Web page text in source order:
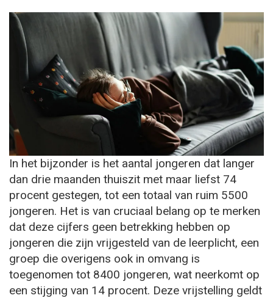
In het bijzonder is het aantal jongeren dat langer
dan drie maanden thuiszit met maar liefst 74
procent gestegen, tot een totaal van ruim 5500
jongeren. Het is van cruciaal belang op te merken
dat deze cijfers geen betrekking hebben op
jongeren die zijn vrijgesteld van de leerplicht, een
groep die overigens ook in omvang is
toegenomen tot 8400 jongeren, wat neerkomt op
een stijging van 14 procent. Deze vrijstelling geldt